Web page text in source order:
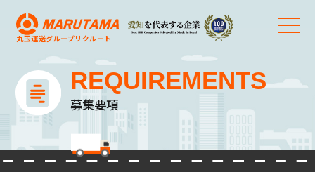
丸玉運送グループリクルート
REQUIREMENTS
募集要項